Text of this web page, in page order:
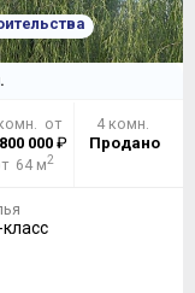
от
000₽
64 м2
4 комн.
Продано